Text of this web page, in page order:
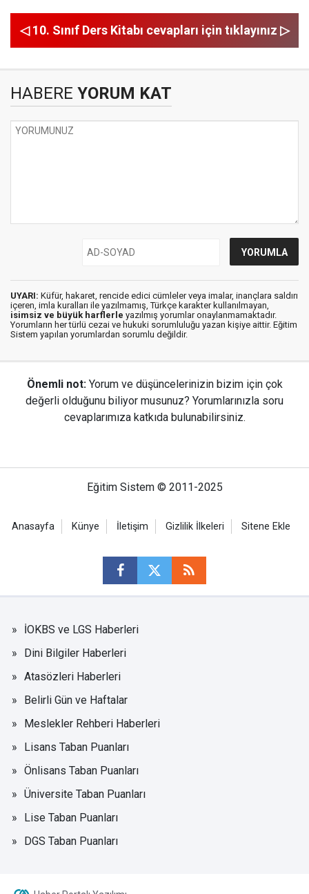
◁ 10. Sınıf Ders Kitabı cevapları için tıklayınız ▷
HABERE YORUM KAT
UYARI: Küfür, hakaret, rencide edici cümleler veya imalar, inançlara saldırı
içeren, imla kuralları ile yazılmamış, Türkçe karakter kullanılmayan,
isimsiz ve büyük harflerle yazılmış yorumlar onaylanmamaktadır.
Yorumların her türlü cezai ve hukuki sorumluluğu yazan kişiye aittir. Eğitim
Sistem yapılan yorumlardan sorumlu değildir.
Önemli not: Yorum ve düşüncelerinizin bizim için çok
değerli olduğunu biliyor musunuz? Yorumlarınızla soru
cevaplarımıza katkıda bulunabilirsiniz.
Eğitim Sistem © 2011-2025
Anasayfa Künye İletişim Gizlilik İlkeleri Sitene Ekle
İOKBS ve LGS Haberleri
Dini Bilgiler Haberleri
Atasözleri Haberleri
Belirli Gün ve Haftalar
Meslekler Rehberi Haberleri
Lisans Taban Puanları
Önlisans Taban Puanları
Üniversite Taban Puanları
Lise Taban Puanları
DGS Taban Puanları